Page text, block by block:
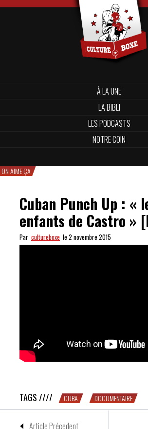
À LA UNE
LA BIBLI
LES PODCASTS
NOTRE COIN
ON AIME ÇA
Cuban Punch Up : «
enfants de Castro »
Par cultureboxe le 2 novembre 2015
TAGS //// CUBA DOCUMENTAIRE
Article Précedent